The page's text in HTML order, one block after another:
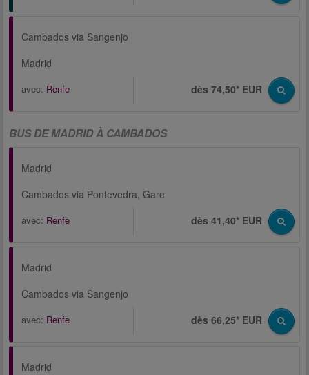
Cambados via Sangenjo
Madrid
avec: Renfe dès 74,50* EUR
BUS DE MADRID À CAMBADOS
Madrid
Cambados via Pontevedra, Gare
avec: Renfe dès 41,40* EUR
Madrid
Cambados via Sangenjo
avec: Renfe dès 66,25* EUR
Madrid